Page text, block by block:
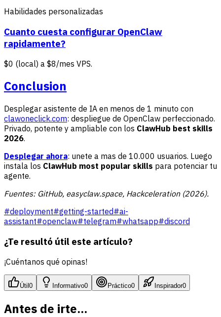
Habilidades personalizadas
Cuanto cuesta configurar OpenClaw
rapidamente?
$0 (local) a $8/mes VPS.
Conclusion
Desplegar asistente de IA en menos de 1 minuto con
clawoneclick.com: despliegue de OpenClaw perfeccionado.
Privado, potente y ampliable con los ClawHub best skills
2026.
Desplegar ahora: unete a mas de 10.000 usuarios. Luego
instala los ClawHub most popular skills para potenciar tu
agente.
Fuentes: GitHub, easyclaw.space, Hackceleration (2026).
#deployment#getting-started#ai-
assistant#openclaw#telegram#whatsapp#discord
¿Te resultó útil este artículo?
¡Cuéntanos qué opinas!
Útil 0 Informativo0 Práctico0 Inspirador0
Antes de irte...